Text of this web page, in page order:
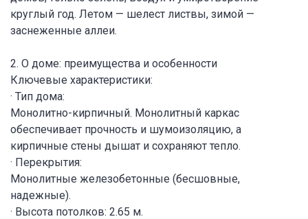
круглый год. Летом — шелест листвы, зимой —
заснеженные аллеи.
2. О доме: преимущества и особенности
Ключевые характеристики:
· Тип дома:
Монолитно-кирпичный. Монолитный каркас
обеспечивает прочность и шумоизоляцию, а
кирпичные стены дышат и сохраняют тепло.
· Перекрытия:
Монолитные железобетонные (бесшовные,
надежные).
· Высота потолков: 2.65 м.